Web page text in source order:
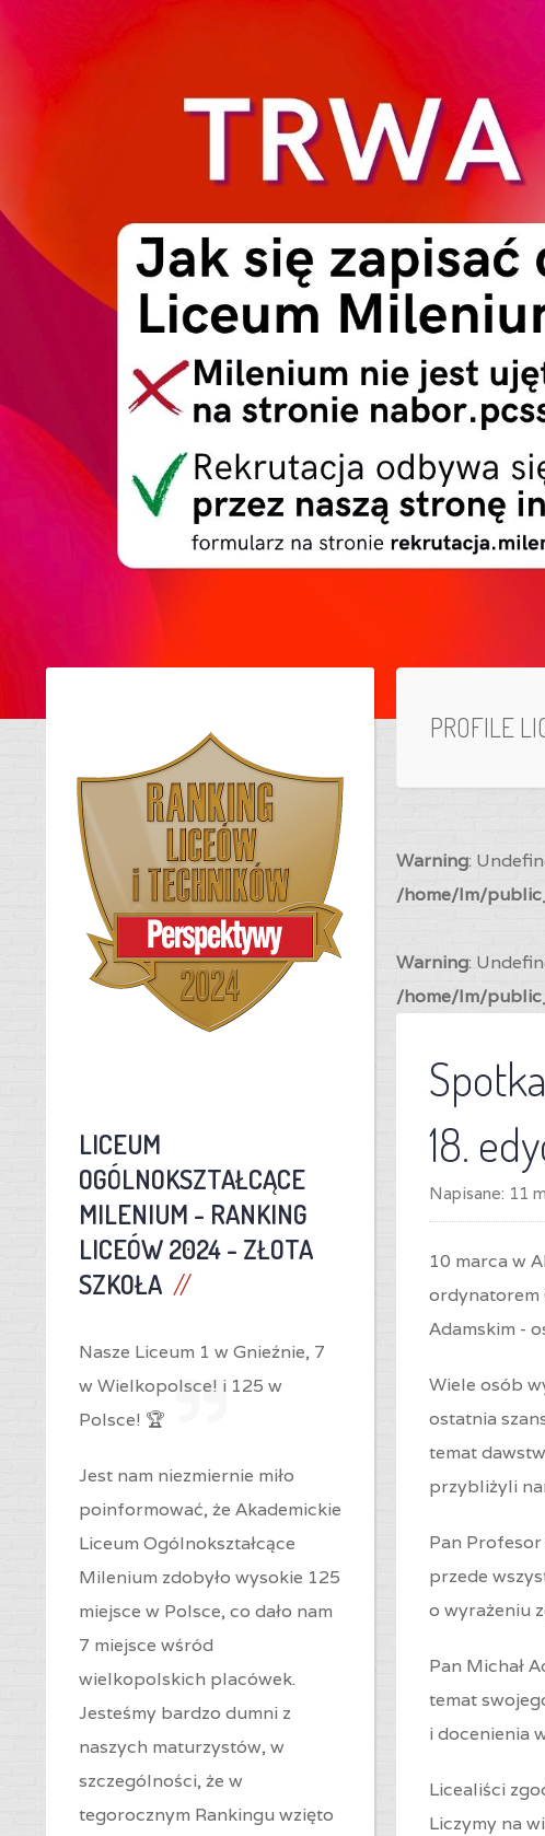
PROFILE
Warning:
/home/lm/
Warning:
/home/lm/
18.
Napisane: 11
10 marca w
ordynatorem
Adamskim -
Wiele osób
ostatnia
temat
przybliżyli
Pan Profesor
przede
o wyrażeniu
Pan Michał
temat
i docenienia
Licealiści
Liczymy na
LICEUM
OGÓLNOKSZTAŁCĄCE
MILENIUM - RANKING
LICEÓW 2024 - ZŁOTA
SZKOŁA
Nasze Liceum 1 w Gnieźnie, 7
w Wielkopolsce! i 125 w
Polsce! 🏆
Jest nam niezmiernie miło
poinformować, że Akademickie
Liceum Ogólnokształcące
Milenium zdobyło wysokie 125
miejsce w Polsce, co dało nam
7 miejsce wśród
wielkopolskich placówek.
Jesteśmy bardzo dumni z
naszych maturzystów, w
szczególności, że w
tegorocznym Rankingu wzięto